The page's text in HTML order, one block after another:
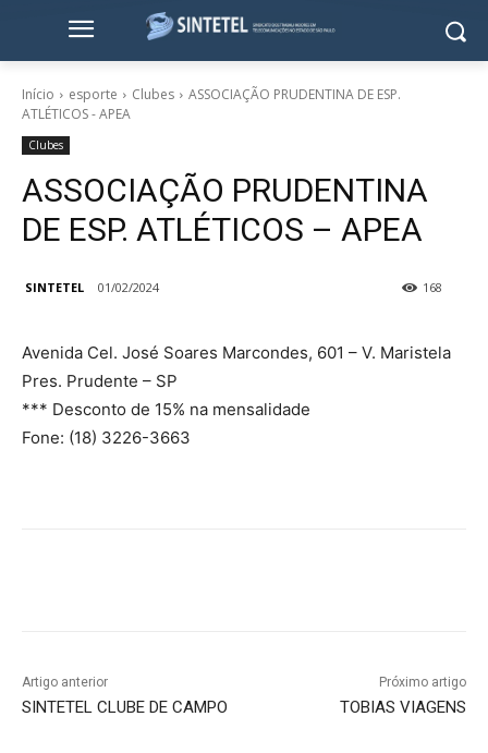
Início esporte Clubes
ASSOCIAÇÃO PRUDENTINA DE ESP.
ATLÉTICOS - APEA
Clubes
ASSOCIAÇÃO PRUDENTINA
DE ESP. ATLÉTICOS – APEA
SINTETEL 01/02/2024 168
Avenida Cel. José Soares Marcondes, 601 – V. Maristela
Pres. Prudente – SP
*** Desconto de 15% na mensalidade
Fone: (18) 3226-3663
Artigo anterior
SINTETEL CLUBE DE CAMPO
Próximo artigo
TOBIAS VIAGENS